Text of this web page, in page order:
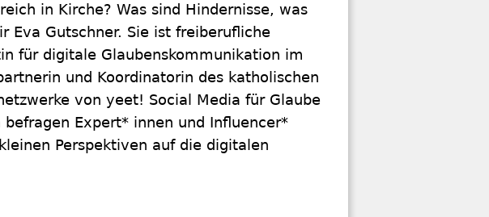
in Kirche? Was sind Hindernisse, was
Eva Gutschner. Sie ist freiberufliche
für digitale Glaubenskommunikation im
und Koordinatorin des katholischen
von yeet! Social Media für Glaube
Expert* innen und Influencer*
Perspektiven auf die digitalen